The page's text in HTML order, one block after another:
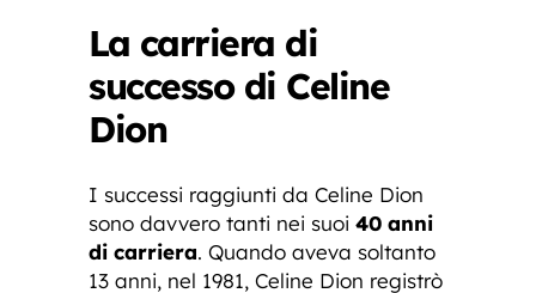
La carriera di
successo di Celine
Dion
I successi raggiunti da Celine Dion
sono davvero tanti nei suoi 40 anni
di carriera. Quando aveva soltanto
13 anni, nel 1981, Celine Dion registrò